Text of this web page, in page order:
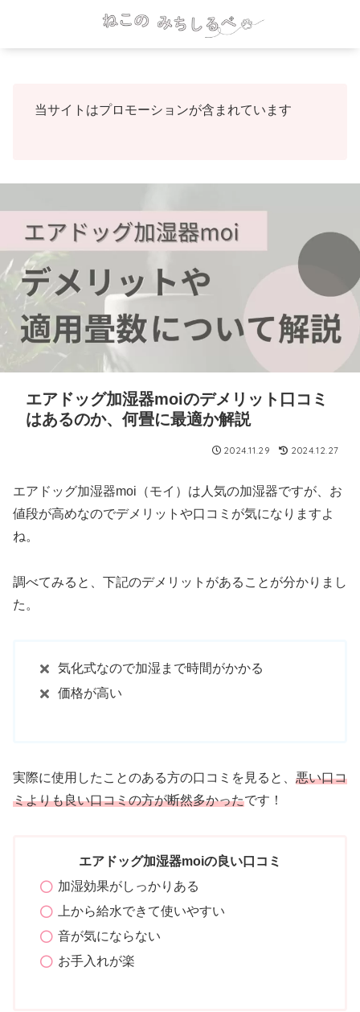
当サイトはプロモーションが含まれています
エアドッグ加湿器moiのデメリット口コミ
はあるのか、何畳に最適か解説
2024.11.29 2024.12.27
エアドッグ加湿器moi（モイ）は人気の加湿器ですが、お
値段が高めなのでデメリットや口コミが気になりますよ
ね。
調べてみると、下記のデメリットがあることが分かりまし
た。
気化式なので加湿まで時間がかかる
価格が高い
実際に使用したことのある方の口コミを見ると、 悪い口コ
ミよりも良い口コミの方が断然多かったです！
エアドッグ加湿器moiの良い口コミ
加湿効果がしっかりある
上から給水できて使いやすい
音が気にならない
お手入れが楽